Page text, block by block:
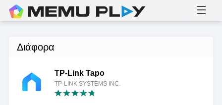
Διάφορα
TP-Link Tapo
TP-LINK SYSTEMS INC.